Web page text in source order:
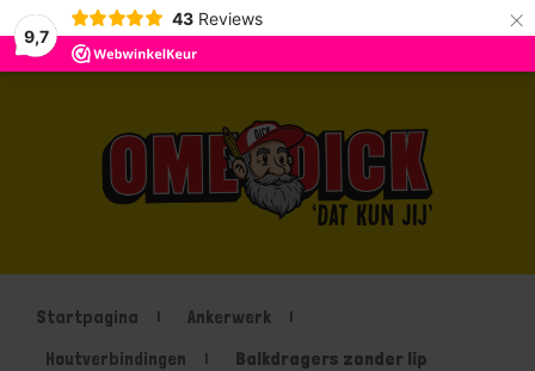
9,7
43 Reviews ×
Startpagina
Ankerwerk
Houtverbindingen
Balkdragers zonder lip